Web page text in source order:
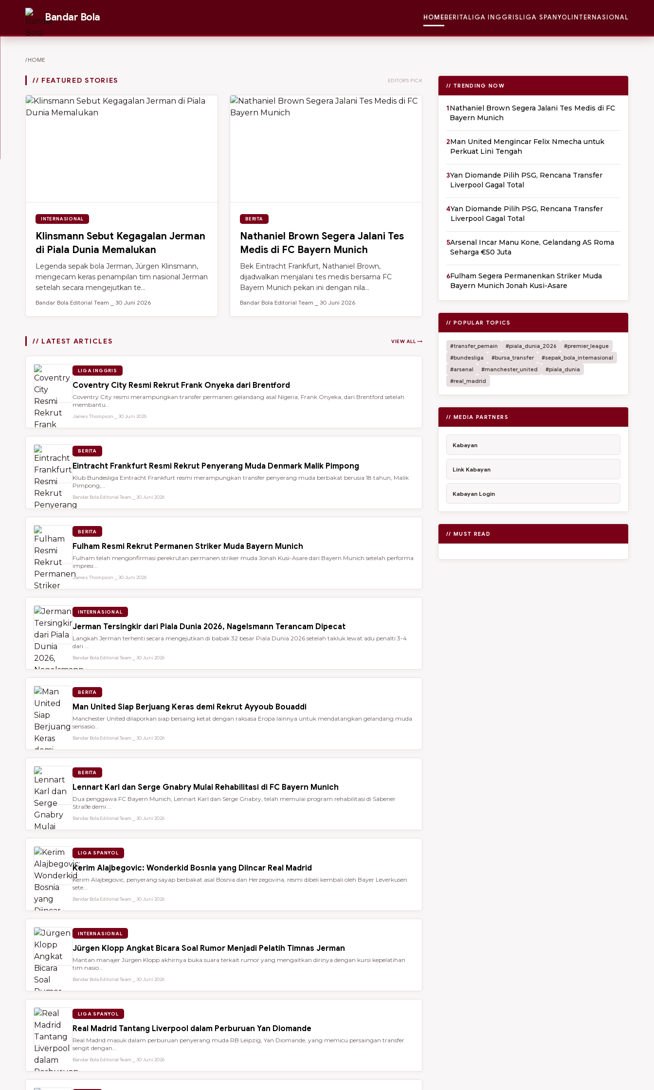
Bandar Bola HOMEBERITALIGA INGGRISLIGA SPANYOLINTERNASIONAL
/HOME
// FEATURED STORIES EDITOR'S PICK
INTERNASIONAL
Klinsmann Sebut Kegagalan Jerman
di Piala Dunia Memalukan
Legenda sepak bola Jerman, Jürgen Klinsmann,
mengecam keras penampilan tim nasional Jerman
setelah secara mengejutkan te...
Bandar Bola Editorial Team ⎯ 30 Juni 2026
BERITA
Nathaniel Brown Segera Jalani Tes
Medis di FC Bayern Munich
Bek Eintracht Frankfurt, Nathaniel Brown,
dijadwalkan menjalani tes medis bersama FC
Bayern Munich pekan ini dengan nila...
Bandar Bola Editorial Team ⎯ 30 Juni 2026
// LATEST ARTICLES VIEW ALL →
LIGA INGGRIS
Coventry City Resmi Rekrut Frank Onyeka dari Brentford
Coventry City resmi merampungkan transfer permanen gelandang asal Nigeria, Frank Onyeka, dari Brentford setelah
membantu...
James Thompson ⎯ 30 Juni 2026
BERITA
Eintracht Frankfurt Resmi Rekrut Penyerang Muda Denmark Malik Pimpong
Klub Bundesliga Eintracht Frankfurt resmi merampungkan transfer penyerang muda berbakat berusia 18 tahun, Malik
Pimpong,...
Bandar Bola Editorial Team ⎯ 30 Juni 2026
BERITA
Fulham Resmi Rekrut Permanen Striker Muda Bayern Munich
Fulham telah mengonfirmasi perekrutan permanen striker muda Jonah Kusi-Asare dari Bayern Munich setelah performa
impresi...
James Thompson ⎯ 30 Juni 2026
INTERNASIONAL
Jerman Tersingkir dari Piala Dunia 2026, Nagelsmann Terancam Dipecat
Langkah Jerman terhenti secara mengejutkan di babak 32 besar Piala Dunia 2026 setelah takluk lewat adu penalti 3-4
dari ...
Bandar Bola Editorial Team ⎯ 30 Juni 2026
BERITA
Man United Siap Berjuang Keras demi Rekrut Ayyoub Bouaddi
Manchester United dilaporkan siap bersaing ketat dengan raksasa Eropa lainnya untuk mendatangkan gelandang muda
sensasio...
Bandar Bola Editorial Team ⎯ 30 Juni 2026
BERITA
Lennart Karl dan Serge Gnabry Mulai Rehabilitasi di FC Bayern Munich
Dua penggawa FC Bayern Munich, Lennart Karl dan Serge Gnabry, telah memulai program rehabilitasi di Säbener
Straße demi ...
Bandar Bola Editorial Team ⎯ 30 Juni 2026
LIGA SPANYOL
Kerim Alajbegovic: Wonderkid Bosnia yang Diincar Real Madrid
Kerim Alajbegovic, penyerang sayap berbakat asal Bosnia dan Herzegovina, resmi dibeli kembali oleh Bayer Leverkusen
sete...
Bandar Bola Editorial Team ⎯ 30 Juni 2026
INTERNASIONAL
Jürgen Klopp Angkat Bicara Soal Rumor Menjadi Pelatih Timnas Jerman
Mantan manajer Jürgen Klopp akhirnya buka suara terkait rumor yang mengaitkan dirinya dengan kursi kepelatihan
tim nasio...
Bandar Bola Editorial Team ⎯ 30 Juni 2026
LIGA SPANYOL
Real Madrid Tantang Liverpool dalam Perburuan Yan Diomande
Real Madrid masuk dalam perburuan penyerang muda RB Leipzig, Yan Diomande, yang memicu persaingan transfer
sengit dengan...
Bandar Bola Editorial Team ⎯ 30 Juni 2026
// TRENDING NOW
1Nathaniel Brown Segera Jalani Tes Medis di FC
Bayern Munich
2Man United Mengincar Felix Nmecha untuk
Perkuat Lini Tengah
3Yan Diomande Pilih PSG, Rencana Transfer
Liverpool Gagal Total
4Yan Diomande Pilih PSG, Rencana Transfer
Liverpool Gagal Total
5Arsenal Incar Manu Kone, Gelandang AS Roma
Seharga €50 Juta
6Fulham Segera Permanenkan Striker Muda
Bayern Munich Jonah Kusi-Asare
// POPULAR TOPICS
#transfer_pemain #piala_dunia_2026
#premier_league
#bundesliga
#bursa_transfer
#sepak_bola_internasional
#arsenal
#manchester_united
#piala_dunia
#real_madrid
// MEDIA PARTNERS
Kabayan
Link Kabayan
Kabayan Login
// MUST READ